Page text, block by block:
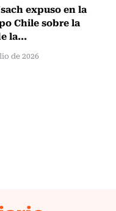
expuso en la
Chile sobre la
la...
de 2026